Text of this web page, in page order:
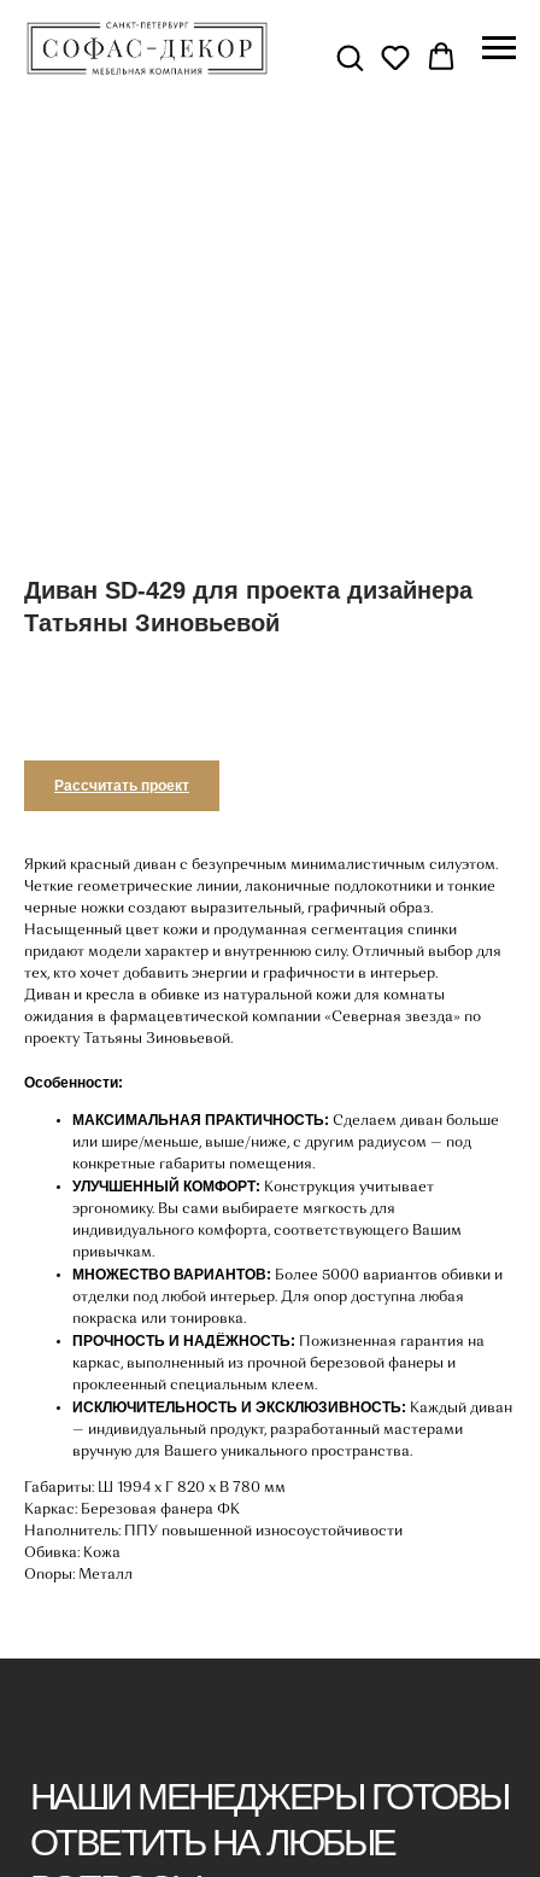
Диван SD-429 для проекта дизайнера
Татьяны Зиновьевой
Рассчитать проект
Яркий красный диван с безупречным минималистичным силуэтом.
Четкие геометрические линии, лаконичные подлокотники и тонкие
черные ножки создают выразительный, графичный образ.
Насыщенный цвет кожи и продуманная сегментация спинки
придают модели характер и внутреннюю силу. Отличный выбор для
тех, кто хочет добавить энергии и графичности в интерьер.
Диван и кресла в обивке из натуральной кожи для комнаты
ожидания в фармацевтической компании «Северная звезда» по
проекту Татьяны Зиновьевой.
Особенности:
МАКСИМАЛЬНАЯ ПРАКТИЧНОСТЬ: Сделаем диван больше
или шире/меньше, выше/ниже, с другим радиусом — под
конкретные габариты помещения.
УЛУЧШЕННЫЙ КОМФОРТ: Конструкция учитывает
эргономику. Вы сами выбираете мягкость для
индивидуального комфорта, соответствующего Вашим
привычкам.
МНОЖЕСТВО ВАРИАНТОВ: Более 5000 вариантов обивки и
отделки под любой интерьер. Для опор доступна любая
покраска или тонировка.
ПРОЧНОСТЬ И НАДЁЖНОСТЬ: Пожизненная гарантия на
каркас, выполненный из прочной березовой фанеры и
проклеенный специальным клеем.
ИСКЛЮЧИТЕЛЬНОСТЬ И ЭКСКЛЮЗИВНОСТЬ: Каждый диван
— индивидуальный продукт, разработанный мастерами
вручную для Вашего уникального пространства.
Габариты: Ш 1994 х Г 820 х В 780 мм
Каркас: Березовая фанера ФК
Наполнитель: ППУ повышенной износоустойчивости
Обивка: Кожа
Опоры: Металл
Воспользуйтесь формой обратной связи,
НАШИ МЕНЕДЖЕРЫ ГОТОВЫ
ОТВЕТИТЬ НА ЛЮБЫЕ
ВОПРОСЫ